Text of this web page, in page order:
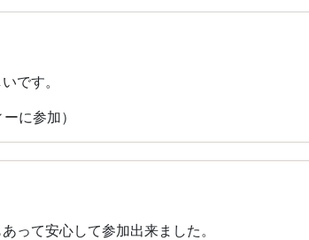
です。
に参加）
って安心して参加出来ました。